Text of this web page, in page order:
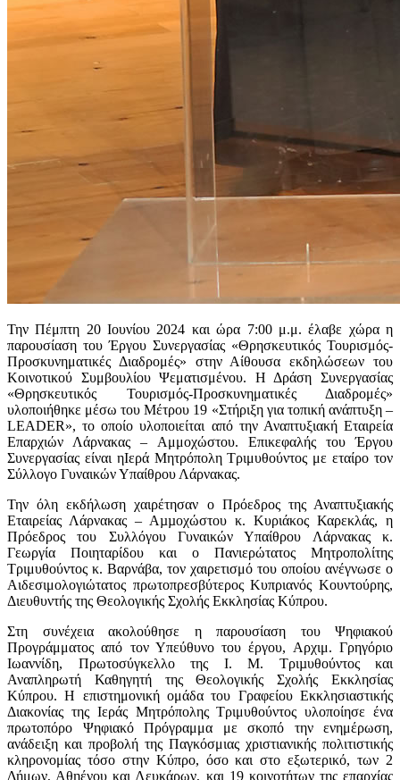
Την Πέμπτη 20 Ιουνίου 2024 και ώρα 7:00 μ.μ. έλαβε χώρα η
παρουσίαση του Έργου Συνεργασίας «Θρησκευτικός Τουρισμός-
Προσκυνηματικές Διαδρομές» στην Αίθουσα εκδηλώσεων του
Κοινοτικού Συμβουλίου Ψεματισμένου. Η Δράση Συνεργασίας
«Θρησκευτικός Τουρισμός-Προσκυνηματικές Διαδρομές»
υλοποιήθηκε μέσω του Μέτρου 19 «Στήριξη για τοπική ανάπτυξη –
LEADER», το οποίο υλοποιείται από την Αναπτυξιακή Εταιρεία
Επαρχιών Λάρνακας – Αμμοχώστου. Επικεφαλής του Έργου
Συνεργασίας είναι ηΙερά Μητρόπολη Τριμυθούντος με εταίρο τον
Σύλλογο Γυναικών Υπαίθρου Λάρνακας.
Την όλη εκδήλωση χαιρέτησαν ο Πρόεδρος της Αναπτυξιακής
Εταιρείας Λάρνακας – Αµµοχώστου κ. Κυριάκος Καρεκλάς, η
Πρόεδρος του Συλλόγου Γυναικών Υπαίθρου Λάρνακας κ.
Γεωργία Ποιηταρίδου και ο Πανιερώτατος Μητροπολίτης
Τριμυθούντος κ. Βαρνάβα, τον χαιρετισμό του οποίου ανέγνωσε ο
Αιδεσιμολογιώτατος πρωτοπρεσβύτερος Κυπριανός Κουντούρης,
Διευθυντής της Θεολογικής Σχολής Εκκλησίας Κύπρου.
Στη συνέχεια ακολούθησε η παρουσίαση του Ψηφιακού
Προγράμματος από τον Υπεύθυνο του έργου, Αρχιμ. Γρηγόριο
Ιωαννίδη, Πρωτοσύγκελλο της Ι. Μ. Τριµυθούντος και
Αναπληρωτή Καθηγητή της Θεολογικής Σχολής Εκκλησίας
Κύπρου. Η επιστημονική ομάδα του Γραφείου Εκκλησιαστικής
Διακονίας της Ιεράς Μητρόπολης Τριμυθούντος υλοποίησε ένα
πρωτοπόρο Ψηφιακό Πρόγραμμα με σκοπό την ενημέρωση,
ανάδειξη και προβολή της Παγκόσμιας χριστιανικής πολιτιστικής
κληρονομίας τόσο στην Κύπρο, όσο και στο εξωτερικό, των 2
Δήμων, Αθηένου και Λευκάρων, και 19 κοινοτήτων της επαρχίας